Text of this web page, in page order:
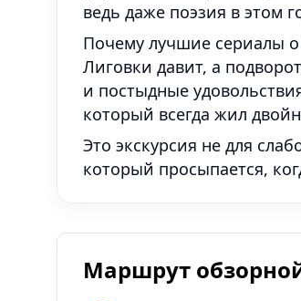
ведь даже поэзия в этом
Почему лучшие сериалы о
Лиговки давит, а
и постыдные
который всегда жил
Это экскурсия не для
который просыпается,
Маршрут